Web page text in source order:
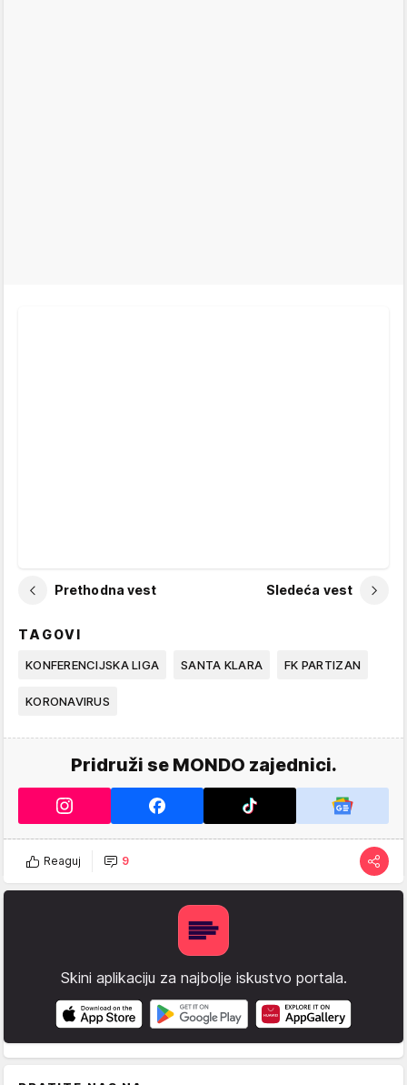
Prethodna vest Sledeća vest
TAGOVI
KONFERENCIJSKA LIGA SANTA KLARA FK PARTIZAN
KORONAVIRUS
Pridruži se MONDO zajednici.
Reaguj 9
Skini aplikaciju za najbolje iskustvo portala.